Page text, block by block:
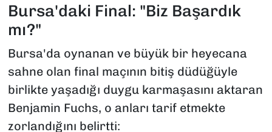
Bursa'daki Final: "Biz Başardık
mı?"
Bursa'da oynanan ve büyük bir heyecana
sahne olan final maçının bitiş düdüğüyle
birlikte yaşadığı duygu karmaşasını aktaran
Benjamin Fuchs, o anları tarif etmekte
zorlandığını belirtti: